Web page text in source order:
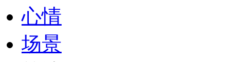
心情
场景